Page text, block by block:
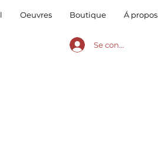
Oeuvres Boutique Á propos
Se connecter